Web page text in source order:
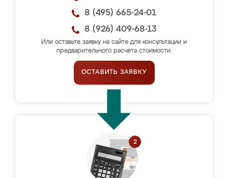
8 (495) 665-24-01
8 (926) 409-68-13
Или оставьте заявку на сайте для консультации и
предварительного расчёта стоимости.
ОСТАВИТЬ ЗАЯВКУ